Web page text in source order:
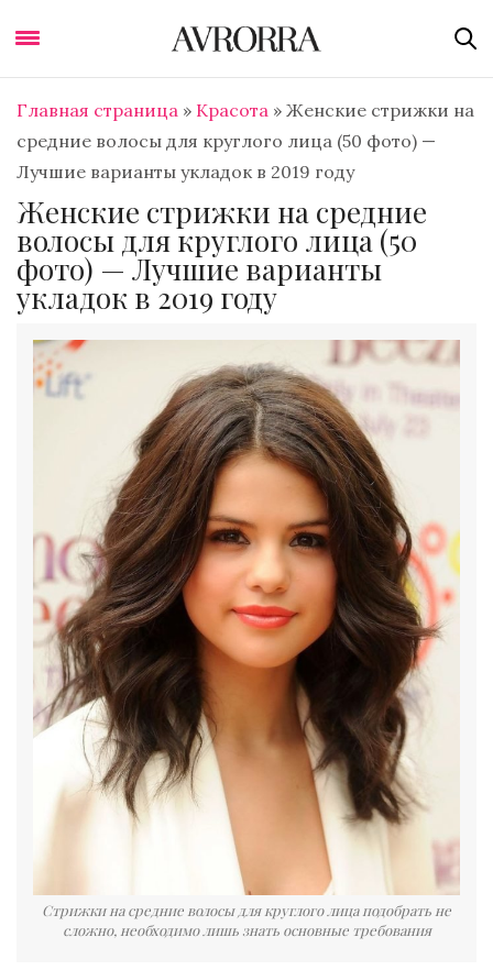
Главная страница » Красота » Женские стрижки на
средние волосы для круглого лица (50 фото) —
Лучшие варианты укладок в 2019 году
Женские стрижки на средние
волосы для круглого лица (50
фото) — Лучшие варианты
укладок в 2019 году
Стрижки на средние волосы для круглого лица подобрать не
сложно, необходимо лишь знать основные требования